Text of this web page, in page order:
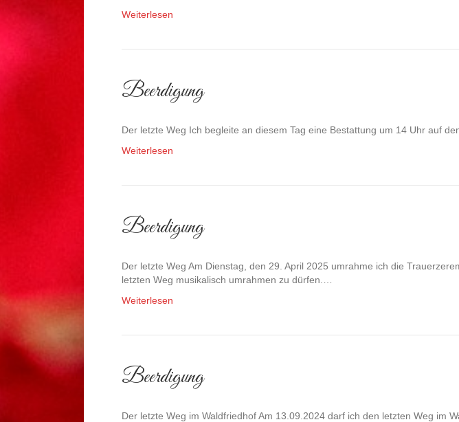
Weiterlesen
Beerdigung
Der letzte Weg Ich begleite an diesem Tag eine Bestattung um 14 Uhr auf
Weiterlesen
Beerdigung
Der letzte Weg Am Dienstag, den 29. April 2025 umrahme ich die
letzten Weg musikalisch umrahmen zu dürfen.…
Weiterlesen
Beerdigung
Der letzte Weg im Waldfriedhof Am 13.09.2024 darf ich den letzten Weg im